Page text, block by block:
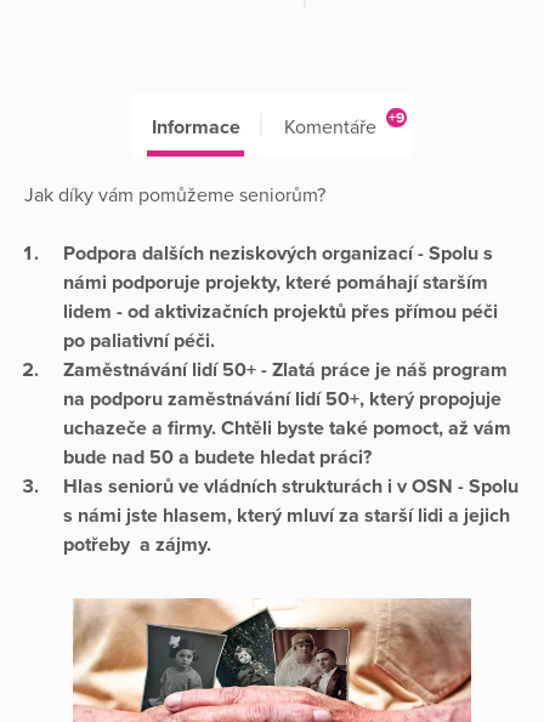
Informace Komentáře +9
Jak díky vám pomůžeme seniorům?
Podpora dalších neziskových organizací - Spolu s
námi podporuje projekty, které pomáhají starším
lidem - od aktivizačních projektů přes přímou péči
po paliativní péči.
Zaměstnávání lidí 50+ - Zlatá práce je náš program
na podporu zaměstnávání lidí 50+, který propojuje
uchazeče a firmy. Chtěli byste také pomoct, až vám
bude nad 50 a budete hledat práci?
Hlas seniorů ve vládních strukturách i v OSN - Spolu
s námi jste hlasem, který mluví za starší lidi a jejich
potřeby a zájmy.